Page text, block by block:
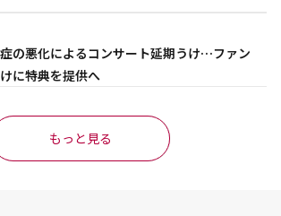
の悪化によるコンサート延期うけ…ファン
に特典を提供へ
もっと見る